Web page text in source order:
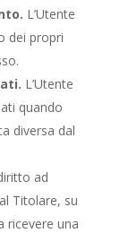
L’Utente
dei propri
L’Utente
quando
diversa dal
ad
Titolare, su
ricevere una